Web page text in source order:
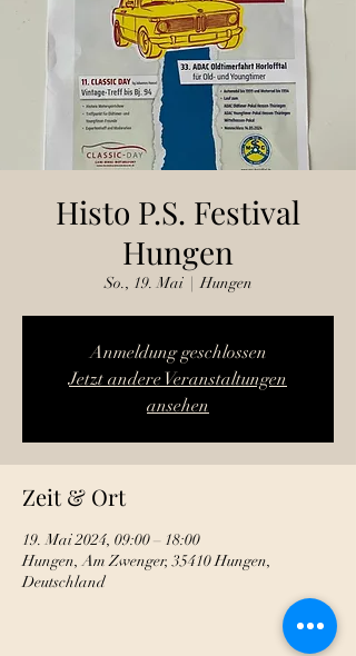
Histo P.S. Festival
Hungen
So., 19. Mai
  |
Hungen
Anmeldung geschlossen
Jetzt andere Veranstaltungen
ansehen
Zeit & Ort
19. Mai 2024, 09:00 – 18:00
Hungen, Am Zwenger, 35410 Hungen,
Deutschland